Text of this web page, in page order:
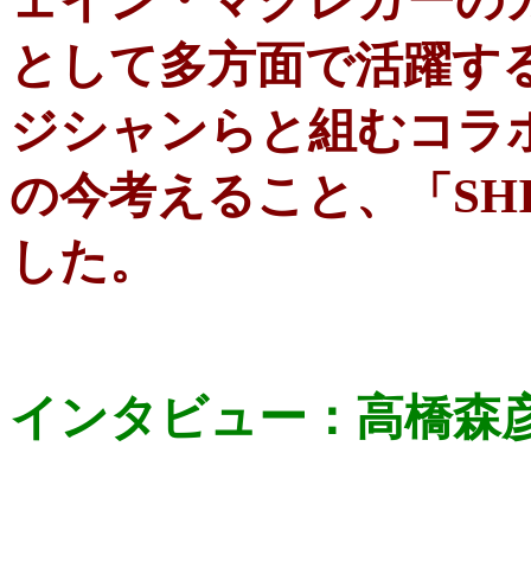
として多方面で活躍す
ジシャンらと組むコラ
の今考えること、「
した。
インタビュー：高橋森